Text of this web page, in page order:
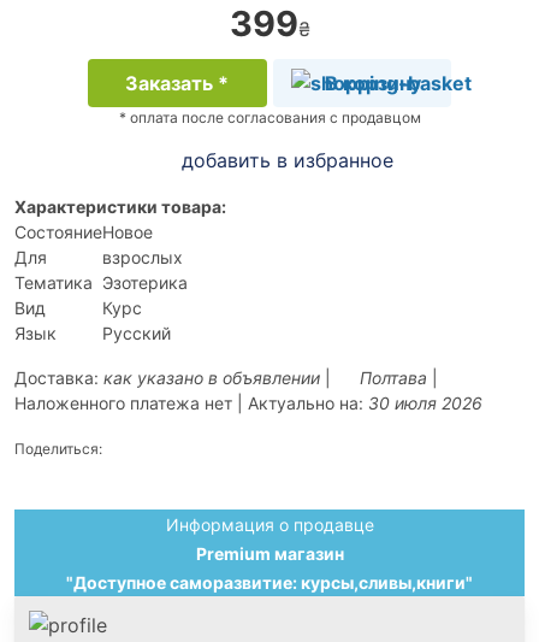
399₴
Заказать * В корзину
* оплата после согласования с продавцом
добавить в избранное
Характеристики товара:
СостояниеНовое
Для
взрослых
Тематика Эзотерика
Вид
Курс
Язык
Русский
Доставка: как указано в объявлении Полтава
Наложенного платежа нет | Актуально на: 30 июля 2026
Поделиться:
Информация о продавце
Premium магазин
"Доступное саморазвитие: курсы,сливы,книги"